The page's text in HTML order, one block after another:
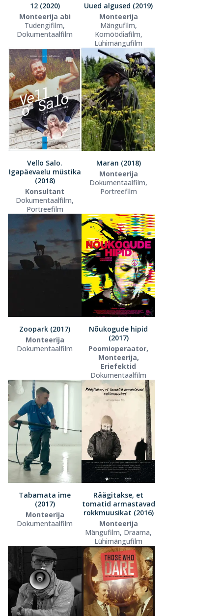
12 (2020)
Monteerija abi
Tudengifilm,
Dokumentaalfilm
Uued algused (2019)
Monteerija
Mängufilm,
Komöödiafilm,
Lühimängufilm
Vello Salo.
Igapäevaelu müstika
(2018)
Konsultant
Dokumentaalfilm,
Portreefilm
Maran (2018)
Monteerija
Dokumentaalfilm,
Portreefilm
Zoopark (2017)
Monteerija
Dokumentaalfilm
Nõukogude hipid
(2017)
Poomioperaator,
Monteerija,
Eriefektid
Dokumentaalfilm
Tabamata ime
(2017)
Monteerija
Dokumentaalfilm
Räägitakse, et
tomatid armastavad
rokkmuusikat (2016)
Monteerija
Mängufilm, Draama,
Lühimängufilm